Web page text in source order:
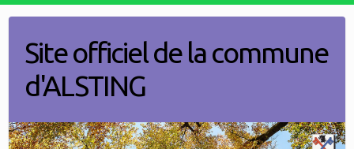
contentSite officiel de la commune
d'ALSTING